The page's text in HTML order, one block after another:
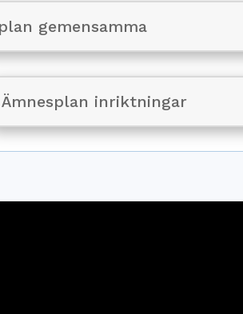
gemensamma
Ämnesplan inriktningar